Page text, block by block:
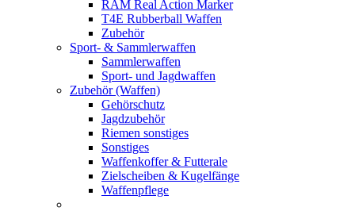
RAM Real Action Marker
T4E Rubberball Waffen
Zubehör
Sport- & Sammlerwaffen
Sammlerwaffen
Sport- und Jagdwaffen
Zubehör (Waffen)
Gehörschutz
Jagdzubehör
Riemen sonstiges
Sonstiges
Waffenkoffer & Futterale
Zielscheiben & Kugelfänge
Waffenpflege